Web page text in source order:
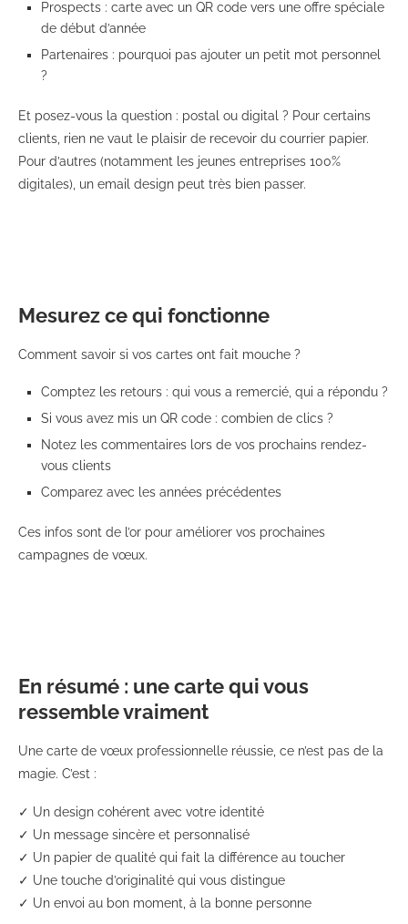
Prospects : carte avec un QR code vers une offre spéciale
de début d’année
Partenaires : pourquoi pas ajouter un petit mot personnel
?
Et posez-vous la question : postal ou digital ? Pour certains
clients, rien ne vaut le plaisir de recevoir du courrier papier.
Pour d’autres (notamment les jeunes entreprises 100%
digitales), un email design peut très bien passer.
Mesurez ce qui fonctionne
Comment savoir si vos cartes ont fait mouche ?
Comptez les retours : qui vous a remercié, qui a répondu ?
Si vous avez mis un QR code : combien de clics ?
Notez les commentaires lors de vos prochains rendez-
vous clients
Comparez avec les années précédentes
Ces infos sont de l’or pour améliorer vos prochaines
campagnes de vœux.
En résumé : une carte qui vous
ressemble vraiment
Une carte de vœux professionnelle réussie, ce n’est pas de la
magie. C’est :
✓ Un design cohérent avec votre identité
✓ Un message sincère et personnalisé
✓ Un papier de qualité qui fait la différence au toucher
✓ Une touche d’originalité qui vous distingue
✓ Un envoi au bon moment, à la bonne personne